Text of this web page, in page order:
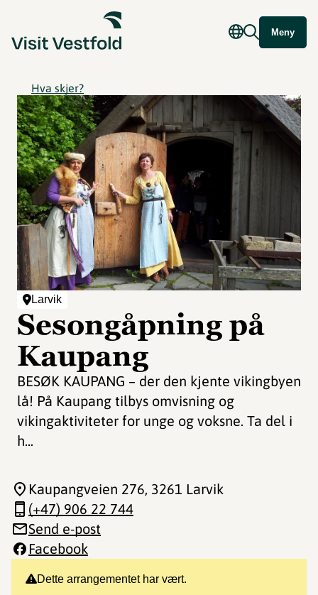
Meny
Hva skjer?
Larvik
Sesongåpning på
Kaupang
BESØK KAUPANG – der den kjente vikingbyen
lå! På Kaupang tilbys omvisning og
vikingaktiviteter for unge og voksne. Ta del i
h...
Dette arrangementet har vært.
Kaupangveien 276, 3261 Larvik
(+47) 906 22 744
Send e-post
Facebook